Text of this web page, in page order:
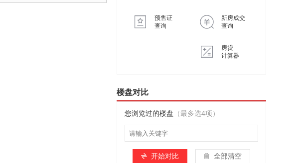
预售证
查询
新房成交
查询
房贷
计算器
楼盘对比
您浏览过的楼盘 （最多选4项）
开始对比 全部清空